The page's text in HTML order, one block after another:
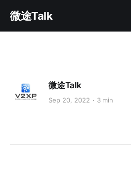
微途Talk
微途Talk
Sep 20, 2022 3 min